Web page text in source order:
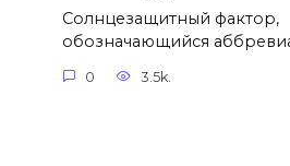
Солнцезащитный фактор,
обозначающийся
0 3.5k.